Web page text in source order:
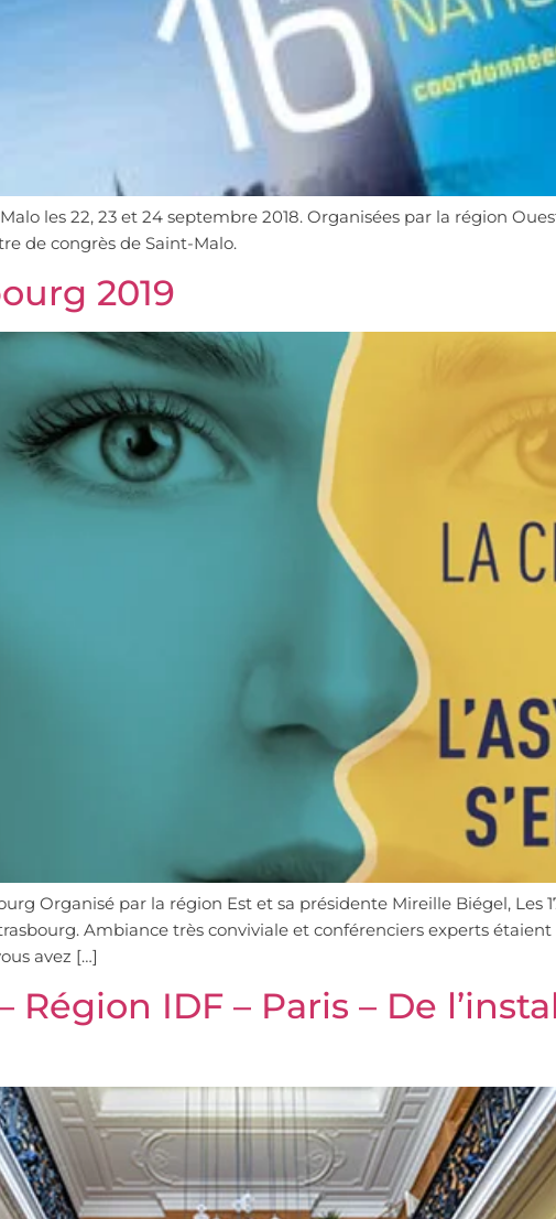
les 22, 23 et 24 septembre 2018. Organisées par la région
de congrès de Saint-Malo.
2019
Organisé par la région Est et sa présidente Mireille Biégel, Les
Ambiance très conviviale et conférenciers experts
avez […]
Région IDF – Paris – De